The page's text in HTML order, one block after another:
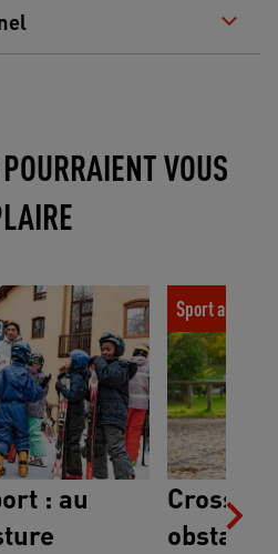
VOUS
cœur de la
UCPA
: au
Cross
conseils
Cross